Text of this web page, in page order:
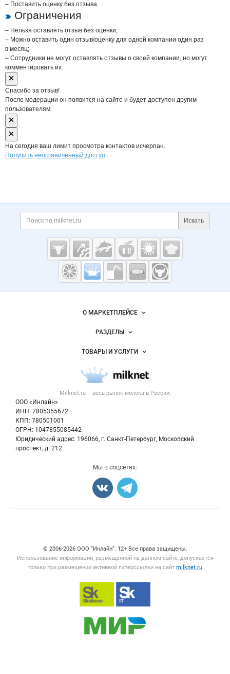
– Поставить оценку без отзыва.
Ограничения
– Нельзя оставлять отзыв без оценки;
– Можно оставить один отзыв/оценку для одной компании один раз
в месяц;
– Сотрудники не могут оставлять отзывы о своей компании, но могут
комментировать их.
Спасибо за отзыв!
После модерации он появится на сайте и будет доступен другим
пользователям.
На сегодня ваш лимит просмотра контактов исчерпан.
Получить неограниченный доступ
Дополнительная информация
Поиск по сайту и
Искать
Cсылки на полезные проекты
Молочная
промышленность
Milknet.ru
Важные разделы и контакты
Milknet.ru – весь рынок молокав России.
ООО «Инлайн»
ИНН: 7805355672
КПП: 780501001
ОГРН: 1047855085442
Юридический адрес: 196066, г. Санкт-Петербург, Московский
проспект, д. 212
Навигация по сайтуО МАРКЕТПЛЕЙСЕ
Новости Milknet.ru
Размещение рекламы
Публичная оферта
Контактная информация
Политика обработки персональных данных
РАЗДЕЛЫ
Объявления
Новости рынка
ТОВАРЫ И УСЛУГИ
Молочная продукция
Вторичное сырье
Оборудование
Мы в соцсетях:
© 2006‑2026 ООО “Инлайн”. 12+ Все права защищены.
Использование информации, размещенной на данном сайте, допускается
только при размещении активной гиперссылки на сайт milknet.ru